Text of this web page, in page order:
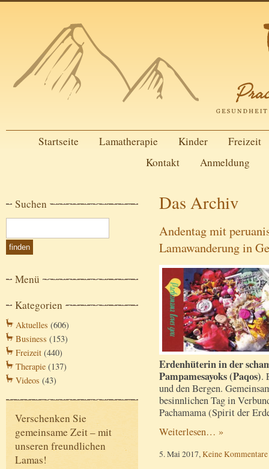
Startseite Lamatherapie Kinder
Freizeit
Kontakt
Anmeldung
Suchen
Menü
Kategorien
Aktuelles (606)
Business (153)
Freizeit (440)
Therapie (137)
Videos (43)
Verschenken Sie
gemeinsame Zeit – mit
unseren freundlichen
Lamas!
Das Archiv
Andentag mit
Lamawanderung in
Erdenhüterin in der
Pampamesayoks (Paqos).
und den Bergen.
besinnlichen Tag in
Pachamama (Spirit der
Weiterlesen… »
5. Mai 2017, Keine Kommentare